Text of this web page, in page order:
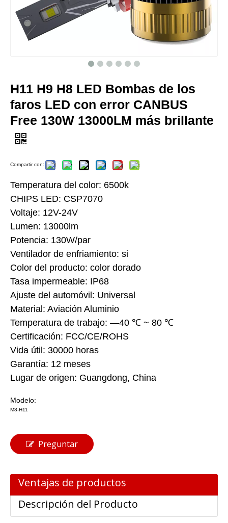
H11 H9 H8 LED Bombas de los
faros LED con error CANBUS
Free 130W 13000LM más brillante
Compartir con:
Temperatura del color: 6500k
CHIPS LED: CSP7070
Voltaje: 12V-24V
Lumen: 13000lm
Potencia: 130W/par
Ventilador de enfriamiento: si
Color del producto: color dorado
Tasa impermeable: IP68
Ajuste del automóvil: Universal
Material: Aviación Aluminio
Temperatura de trabajo: —40 ℃ ~ 80 ℃
Certificación: FCC/CE/ROHS
Vida útil: 30000 horas
Garantía: 12 meses
Lugar de origen: Guangdong, China
Modelo:
M8-H11
Preguntar
Ventajas de productos
Descripción del Producto